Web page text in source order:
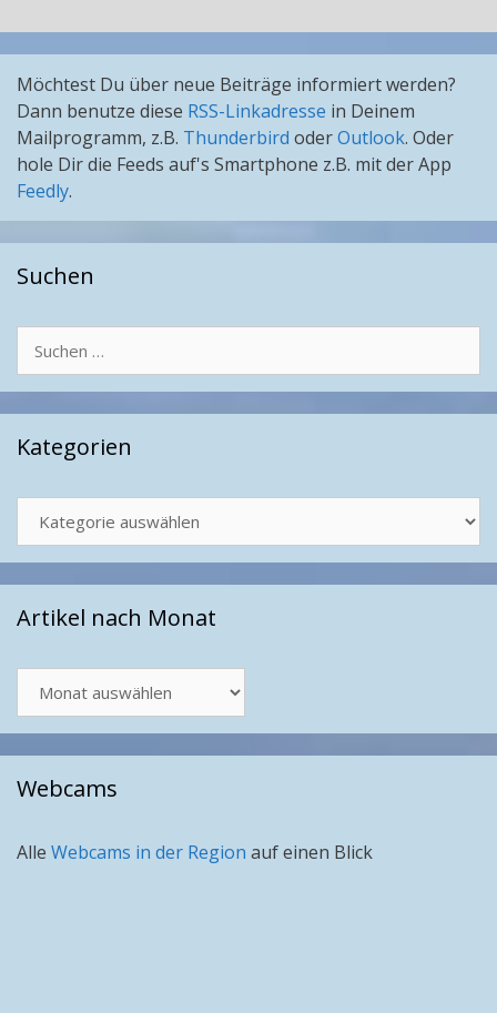
Möchtest Du über neue Beiträge informiert werden?
Dann benutze diese RSS-Linkadresse in Deinem
Mailprogramm, z.B. Thunderbird oderOutlook. Oder
hole Dir die Feeds auf's Smartphone z.B. mit der App
Feedly.
Suchen
Suchen
nach:
Kategorien
Artikel nach Monat
nach
Monat
Webcams
Alle Webcams in der Region auf einen Blick